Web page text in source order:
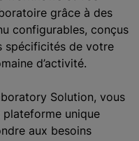
grâce à des
configurables, conçus
spécificités de votre
d’activité.
Solution, vous
plateforme unique
aux besoins